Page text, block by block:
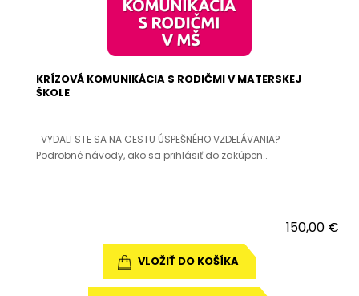
KRÍZOVÁ KOMUNIKÁCIA S RODIČMI V MATERSKEJ
ŠKOLE
VYDALI STE SA NA CESTU ÚSPEŠNÉHO VZDELÁVANIA?
Podrobné návody, ako sa prihlásiť do zakúpen..
150,00 €
VLOŽIŤ DO KOŠÍKA